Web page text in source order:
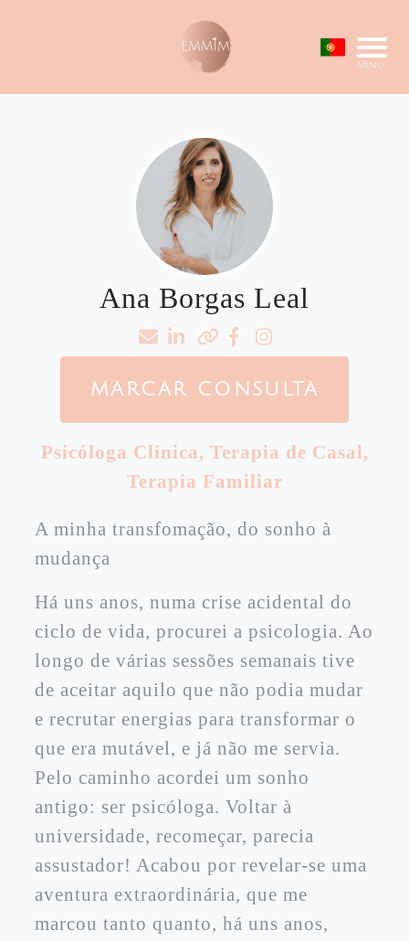
Menu
Ana Borgas Leal
MARCAR CONSULTA
Psicóloga Clínica, Terapia de Casal,
Terapia Familiar
A minha transfomação, do sonho à
mudança
Há uns anos, numa crise acidental do
ciclo de vida, procurei a psicologia. Ao
longo de várias sessões semanais tive
de aceitar aquilo que não podia mudar
e recrutar energias para transformar o
que era mutável, e já não me servia.
Pelo caminho acordei um sonho
antigo: ser psicóloga. Voltar à
universidade, recomeçar, parecia
assustador! Acabou por revelar-se uma
aventura extraordinária, que me
marcou tanto quanto, há uns anos,